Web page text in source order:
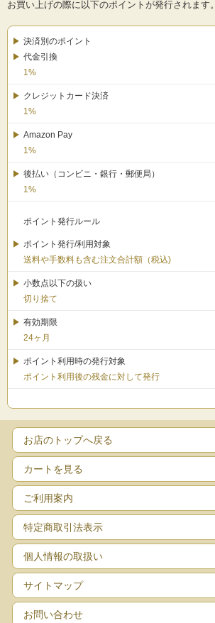
お買い上げの際に以下のポイントが発行されます。
決済別のポイント
代金引換
1%
クレジットカード決済
1%
Amazon Pay
1%
後払い（コンビニ・銀行・郵便局）
1%
ポイント発行ルール
ポイント発行/利用対象
送料や手数料も含む注文合計額（税込)
小数点以下の扱い
切り捨て
有効期限
24ヶ月
ポイント利用時の発行対象
ポイント利用後の残金に対して発行
お店のトップへ戻る
カートを見る
ご利用案内
特定商取引法表示
個人情報の取扱い
サイトマップ
お問い合わせ